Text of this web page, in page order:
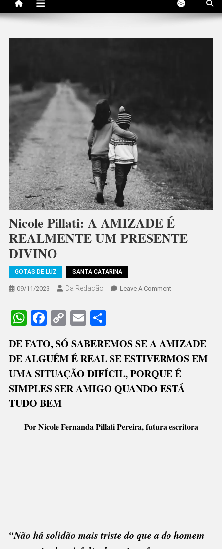
Nicole Pillati: A AMIZADE É
REALMENTE UM PRESENTE
DIVINO
GOTAS DE LUZ SANTA CATARINA
09/11/2023 Da Redação Leave A CommentOn
É
REALMENTE
UM
PRESENTE
DIVINO
WhatsApp
Facebook
Copy
Link
EmailShare
DE FATO, SÓ SABEREMOS SE A AMIZADE
DE ALGUÉM É REAL SE ESTIVERMOS EM
UMA SITUAÇÃO DIFÍCIL, PORQUE É
SIMPLES SER AMIGO QUANDO ESTÁ
TUDO BEM
Por Nicole Fernanda Pillati Pereira, futura escritora
“Não há solidão mais triste do que a do homem